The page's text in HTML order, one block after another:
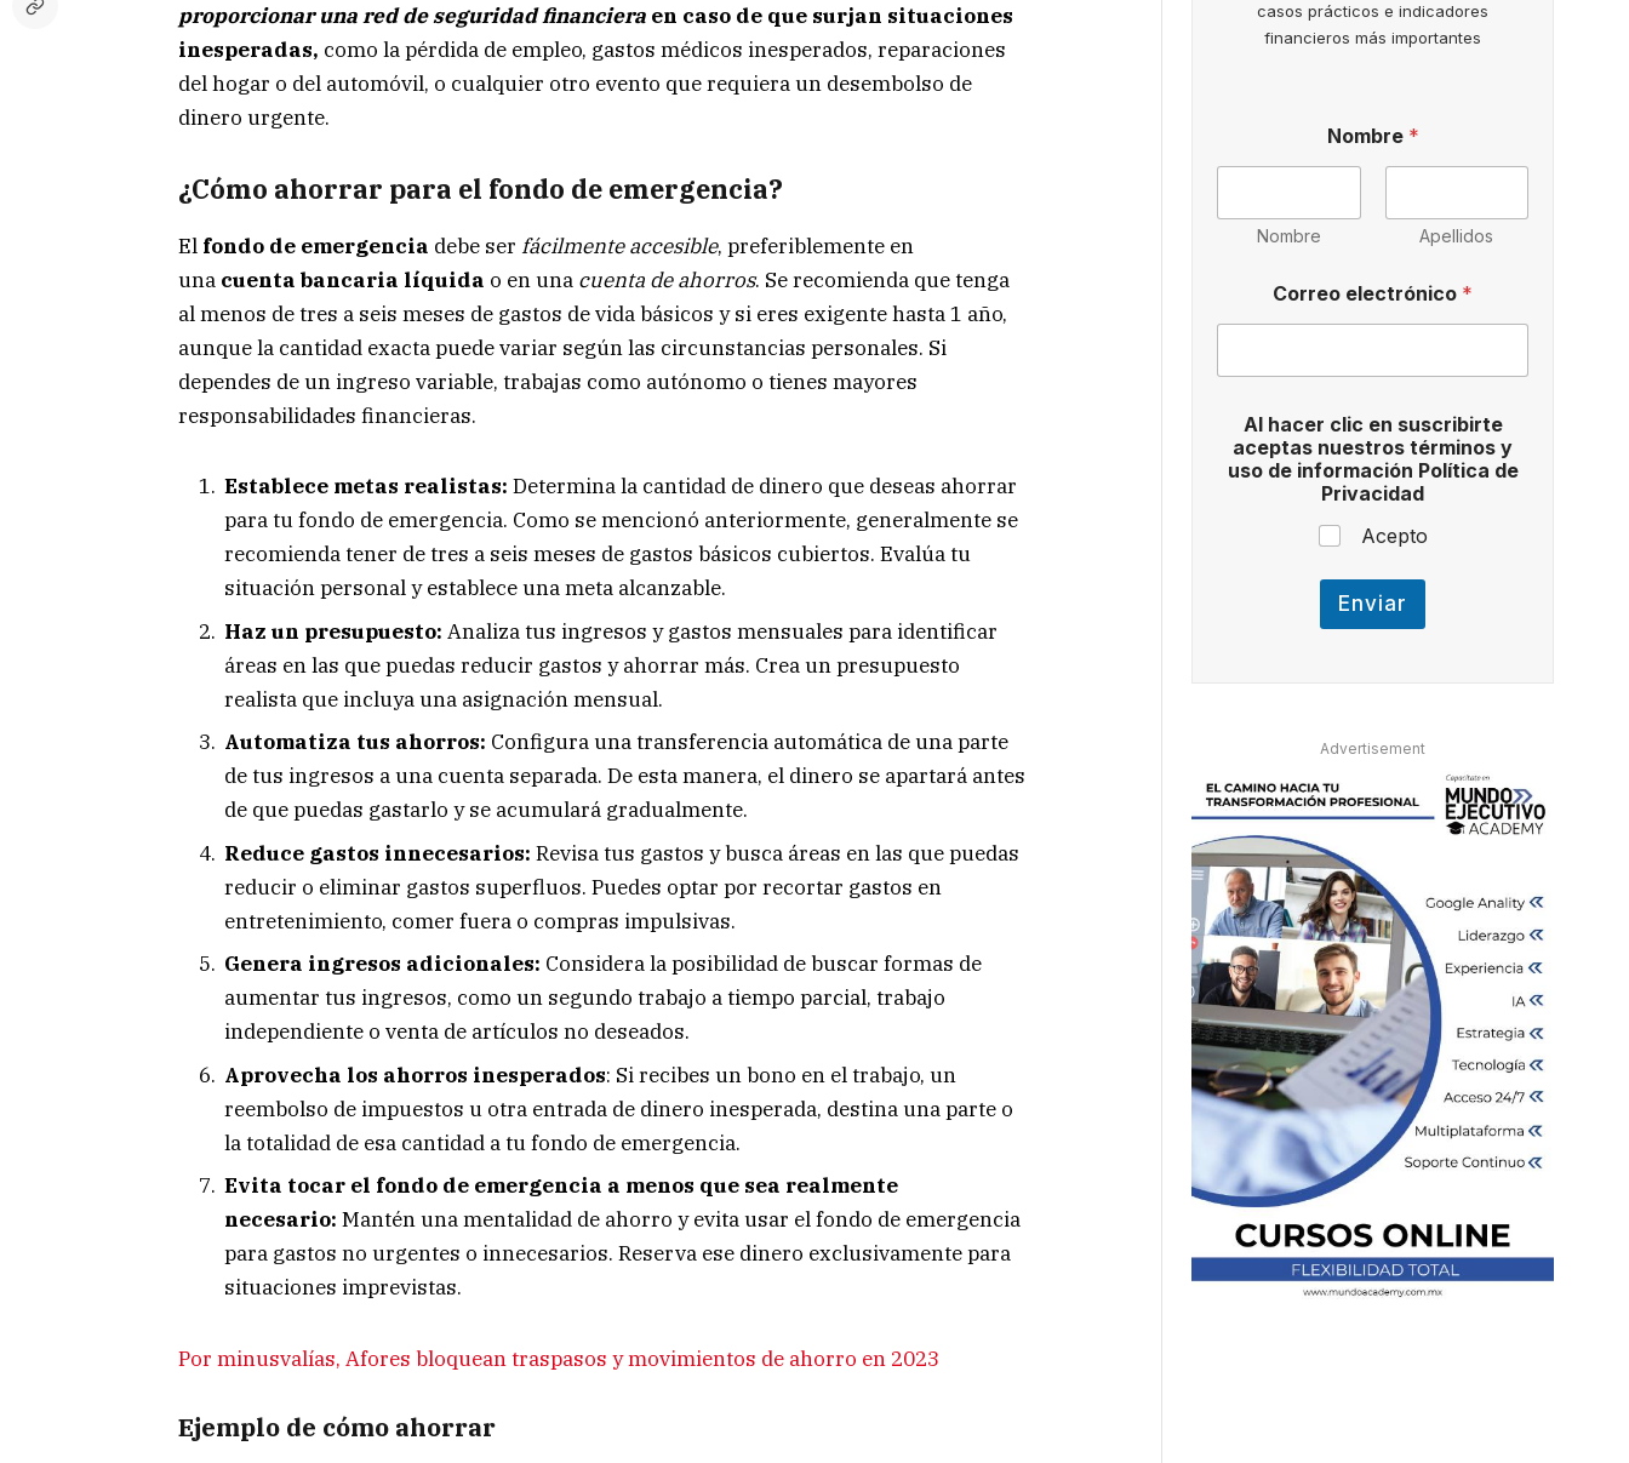
proporcionar una red de seguridad financiera en caso de que surjan situaciones
inesperadas, como la pérdida de empleo, gastos médicos inesperados, reparaciones
del hogar o del automóvil, o cualquier otro evento que requiera un desembolso de
dinero urgente.
¿Cómo ahorrar para el fondo de emergencia?
El fondo de emergencia debe ser fácilmente accesible, preferiblemente en
una cuenta bancaria líquida o en una cuenta de ahorros. Se recomienda que tenga
al menos de tres a seis meses de gastos de vida básicos y si eres exigente hasta 1 año,
aunque la cantidad exacta puede variar según las circunstancias personales. Si
dependes de un ingreso variable, trabajas como autónomo o tienes mayores
responsabilidades financieras.
Establece metas realistas: Determina la cantidad de dinero que deseas ahorrar
para tu fondo de emergencia. Como se mencionó anteriormente, generalmente se
recomienda tener de tres a seis meses de gastos básicos cubiertos. Evalúa tu
situación personal y establece una meta alcanzable.
Haz un presupuesto: Analiza tus ingresos y gastos mensuales para identificar
áreas en las que puedas reducir gastos y ahorrar más. Crea un presupuesto
realista que incluya una asignación mensual.
Automatiza tus ahorros: Configura una transferencia automática de una parte
de tus ingresos a una cuenta separada. De esta manera, el dinero se apartará antes
de que puedas gastarlo y se acumulará gradualmente.
Reduce gastos innecesarios: Revisa tus gastos y busca áreas en las que puedas
reducir o eliminar gastos superfluos. Puedes optar por recortar gastos en
entretenimiento, comer fuera o compras impulsivas.
Genera ingresos adicionales: Considera la posibilidad de buscar formas de
aumentar tus ingresos, como un segundo trabajo a tiempo parcial, trabajo
independiente o venta de artículos no deseados.
Aprovecha los ahorros inesperados: Si recibes un bono en el trabajo, un
reembolso de impuestos u otra entrada de dinero inesperada, destina una parte o
la totalidad de esa cantidad a tu fondo de emergencia.
Evita tocar el fondo de emergencia a menos que sea realmente
necesario: Mantén una mentalidad de ahorro y evita usar el fondo de emergencia
para gastos no urgentes o innecesarios. Reserva ese dinero exclusivamente para
situaciones imprevistas.
Por minusvalías, Afores bloquean traspasos y movimientos de ahorro en 2023
Ejemplo de cómo ahorrar
casos prácticos e indicadores
financieros más importantes
l
i
c
i
f
o
r
m
c
ó
n
u
Nombre *
Nombre Apellidos
Correo electrónico *
Al hacer clic en suscribirte
aceptas nuestros términos y
uso de información Política de
Privacidad
Acepto
Enviar
Advertisement